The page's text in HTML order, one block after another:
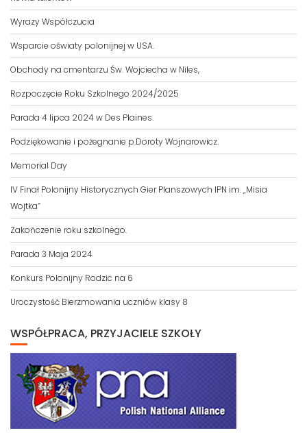
Wyrazy Współczucia
Wsparcie oświaty polonijnej w USA.
Obchody na cmentarzu Św. Wojciecha w Niles,
Rozpoczęcie Roku Szkolnego 2024/2025
Parada 4 lipca 2024 w Des Plaines.
Podziękowanie i pożegnanie p.Doroty Wojnarowicz.
Memorial Day
IV Finał Polonijny Historycznych Gier Planszowych IPN im. „Misia
Wojtka”
Zakończenie roku szkolnego.
Parada 3 Maja 2024
Konkurs Polonijny Rodzic na 6
Uroczystość Bierzmowania uczniów klasy 8
WSPÓŁPRACA, PRZYJACIELE SZKOŁY